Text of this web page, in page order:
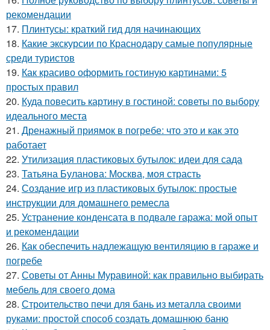
рекомендации
17. Плинтусы: краткий гид для начинающих
18. Какие экскурсии по Краснодару самые популярные
среди туристов
19. Как красиво оформить гостиную картинами: 5
простых правил
20. Куда повесить картину в гостиной: советы по выбору
идеального места
21. Дренажный приямок в погребе: что это и как это
работает
22. Утилизация пластиковых бутылок: идеи для сада
23. Татьяна Буланова: Москва, моя страсть
24. Создание игр из пластиковых бутылок: простые
инструкции для домашнего ремесла
25. Устранение конденсата в подвале гаража: мой опыт
и рекомендации
26. Как обеспечить надлежащую вентиляцию в гараже и
погребе
27. Советы от Анны Муравиной: как правильно выбирать
мебель для своего дома
28. Строительство печи для бань из металла своими
руками: простой способ создать домашнюю баню